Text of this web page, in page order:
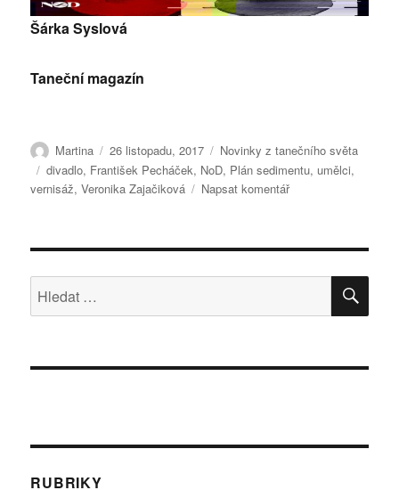
Šárka Syslová
Taneční magazín
Autor:
Martina Publikováno:
26 listopadu, 2017 Rubriky:
Novinky z tanečního světa
Štítky:
divadlo, František Pecháček, NoD, Plán sedimentu, umělci,
vernisáž,Veronika Zajačiková Napsat komentářpro
názvem
sedimentu
Tekutý
Hledat:
RUBRIKY